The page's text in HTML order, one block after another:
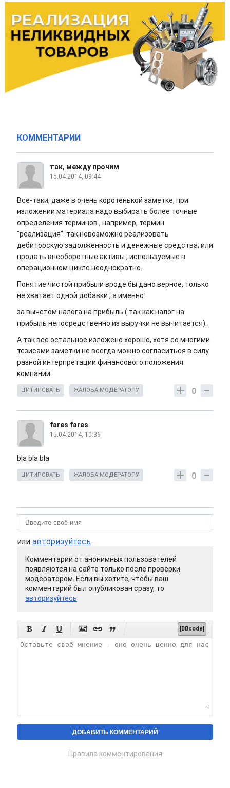
КОММЕНТАРИИ
так, между прочим
15.04.2014, 09:44
Все-таки, даже в очень коротенькой заметке, при
изложении материала надо выбирать более точные
определения терминов , например, термин
"реализация". так,невозможно реализовать
дебиторскую задолженность и денежные средства; или
продать внеоборотные активы , используемые в
операционном цикле неоднократно.
Понятие чистой прибыли вроде бы дано верное, только
не хватает одной добавки , а именно:
за вычетом налога на прибыль ( так как налог на
прибыль непосредственно из выручки не вычитается).
А так все остальное изложено хорошо, хотя со многими
тезисами заметки не всегда можно согласиться в силу
разной интерпретации финансового положения
компании.
0
ЦИТИРОВАТЬ ЖАЛОБА МОДЕРАТОРУ
fares fares
15.04.2014, 10:36
bla bla bla
0
ЦИТИРОВАТЬ ЖАЛОБА МОДЕРАТОРУ
или авторизуйтесь
Комментарии от анонимных пользователей
появляются на сайте только после проверки
модератором. Если вы хотите, чтобы ваш
комментарий был опубликован сразу, то
авторизуйтесь
      [BBcode]
Правила комментирования